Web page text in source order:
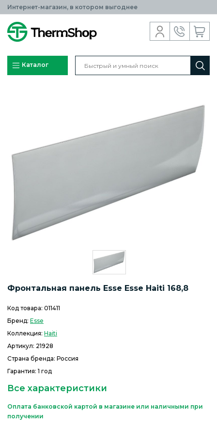
Интернет-магазин, в котором выгоднее
Каталог
Фронтальная панель Esse Esse Haiti 168,8
Код товара: 011411
Бренд: Esse
Коллекция: Haiti
Артикул: 21928
Страна бренда: Россия
Гарантия: 1 год
Все характеристики
Оплата банковской картой в магазине или наличными при
получении